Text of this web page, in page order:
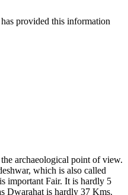
provided this information
archaeological point of view.
which is also called
important Fair. It is hardly 5
Dwarahat is hardly 37 Kms.